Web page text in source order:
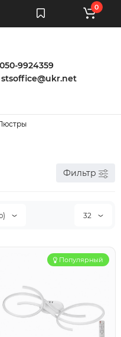
050-9924359
stsoffice@ukr.net
0
Фильтр
32
Популярный